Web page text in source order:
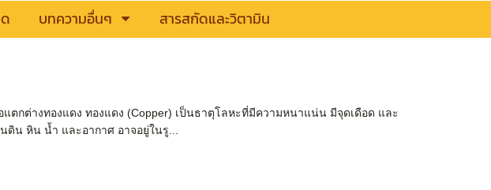
บทความอื่นๆ สารสกัดและวิตามิน
ตกต่างทองแดง ทองแดง (Copper) เป็นธาตุโลหะที่มีความหนาแน่น มีจุดเดือด และ
น หิน น้ำ และอากาศ อาจอยู่ในรู...